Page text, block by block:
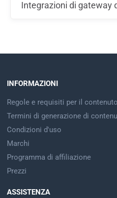
Integrazioni di gateway
INFORMAZIONI
Regole e requisiti per il contenuto
Termini di generazione di
Condizioni d'uso
Marchi
Programma di affiliazione
Prezzi
ASSISTENZA